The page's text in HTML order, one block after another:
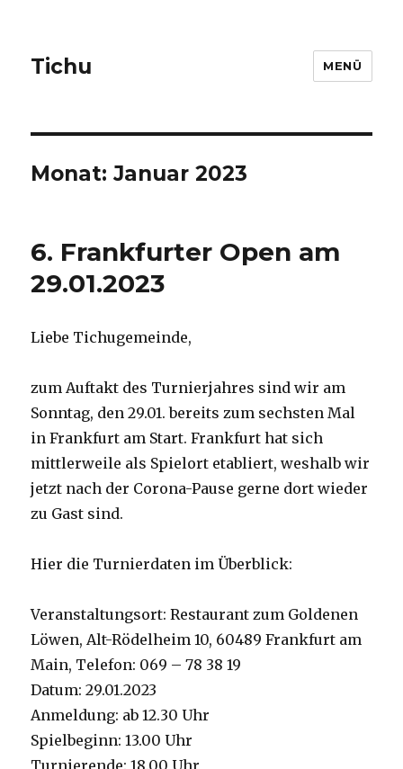
Tichu MENÜ
Monat: Januar 2023
6. Frankfurter Open am
29.01.2023
Liebe Tichugemeinde,
zum Auftakt des Turnierjahres sind wir am
Sonntag, den 29.01. bereits zum sechsten Mal
in Frankfurt am Start. Frankfurt hat sich
mittlerweile als Spielort etabliert, weshalb wir
jetzt nach der Corona-Pause gerne dort wieder
zu Gast sind.
Hier die Turnierdaten im Überblick:
Veranstaltungsort: Restaurant zum Goldenen
Löwen, Alt-Rödelheim 10, 60489 Frankfurt am
Main, Telefon: 069 – 78 38 19
Datum: 29.01.2023
Anmeldung: ab 12.30 Uhr
Spielbeginn: 13.00 Uhr
Turnierende: 18.00 Uhr